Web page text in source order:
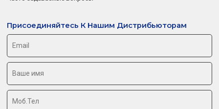
Присоединяйтесь К Нашим Дистрибьюторам